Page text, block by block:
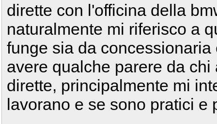
dirette con l'officina della
naturalmente mi riferisco a
funge sia da
avere qualche parere da
dirette, principalmente mi
lavorano e se sono pratici e